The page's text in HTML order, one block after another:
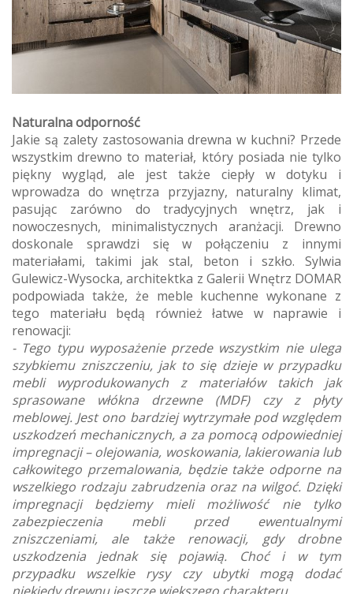
Naturalna odporność
Jakie są zalety zastosowania drewna w kuchni? Przede
wszystkim drewno to materiał, który posiada nie tylko
piękny wygląd, ale jest także ciepły w dotyku i
wprowadza do wnętrza przyjazny, naturalny klimat,
pasując zarówno do tradycyjnych wnętrz, jak i
nowoczesnych, minimalistycznych aranżacji. Drewno
doskonale sprawdzi się w połączeniu z innymi
materiałami, takimi jak stal, beton i szkło. Sylwia
Gulewicz-Wysocka, architektka z Galerii Wnętrz DOMAR
podpowiada także, że meble kuchenne wykonane z
tego materiału będą również łatwe w naprawie i
renowacji:
- Tego typu wyposażenie przede wszystkim nie ulega
szybkiemu zniszczeniu, jak to się dzieje w przypadku
mebli wyprodukowanych z materiałów takich jak
sprasowane włókna drzewne (MDF) czy z płyty
meblowej. Jest ono bardziej wytrzymałe pod względem
uszkodzeń mechanicznych, a za pomocą odpowiedniej
impregnacji – olejowania, woskowania, lakierowania lub
całkowitego przemalowania, będzie także odporne na
wszelkiego rodzaju zabrudzenia oraz na wilgoć. Dzięki
impregnacji będziemy mieli możliwość nie tylko
zabezpieczenia mebli przed ewentualnymi
zniszczeniami, ale także renowacji, gdy drobne
uszkodzenia jednak się pojawią. Choć i w tym
przypadku wszelkie rysy czy ubytki mogą dodać